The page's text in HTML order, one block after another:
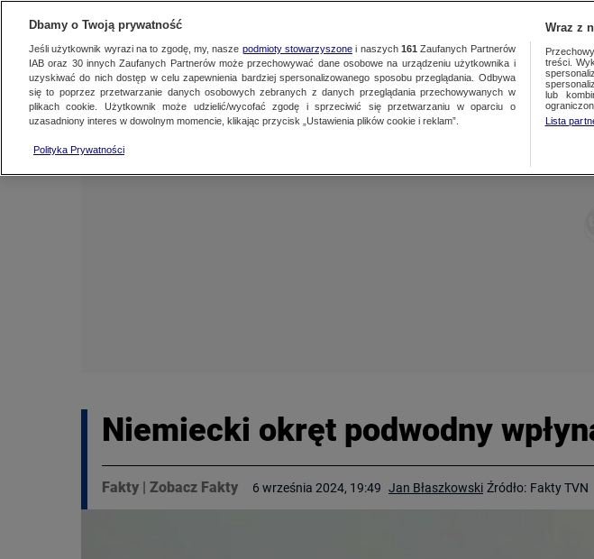
FAKTY PO FAKTACH
Niemiecki okręt podwodny
Fakty | Zobacz Fakty 6 września 2024, 19:49 Jan Błaszkowski Źródło: Fakty TVN
Dbamy o Twoją prywatność
Jeśli użytkownik wyrazi na to zgodę, my, nasze podmioty stowarzyszonei naszych 161 Zaufanych Partnerów
IAB oraz 30innych Zaufanych Partnerów może przechowywać dane osobowe na urządzeniu użytkownika i
uzyskiwać do nich dostęp w celu zapewnienia bardziej spersonalizowanego sposobu przeglądania. Odbywa
się to poprzez przetwarzanie danych osobowych zebranych z danych przeglądania przechowywanych w
plikach cookie. Użytkownik może udzielić/wycofać zgodę i sprzeciwić się przetwarzaniu w oparciu o
uzasadniony interes w dowolnym momencie, klikając przycisk „Ustawienia plików cookie i reklam”.
Polityka Prywatności
Wraz z
treści.
lub
Lista